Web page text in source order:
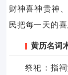
财神喜神贵神
民把每一天的
黄历名词
祭祀：指